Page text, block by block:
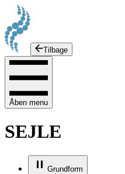
Tilbage
Åben menu
SEJLE
Grundform